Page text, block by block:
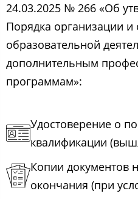
24.03.2025 № 266 «Об
Порядка организации и
образовательной
дополнительным
программам»:
Удостоверение о
квалификации
Копии документов
окончания (при